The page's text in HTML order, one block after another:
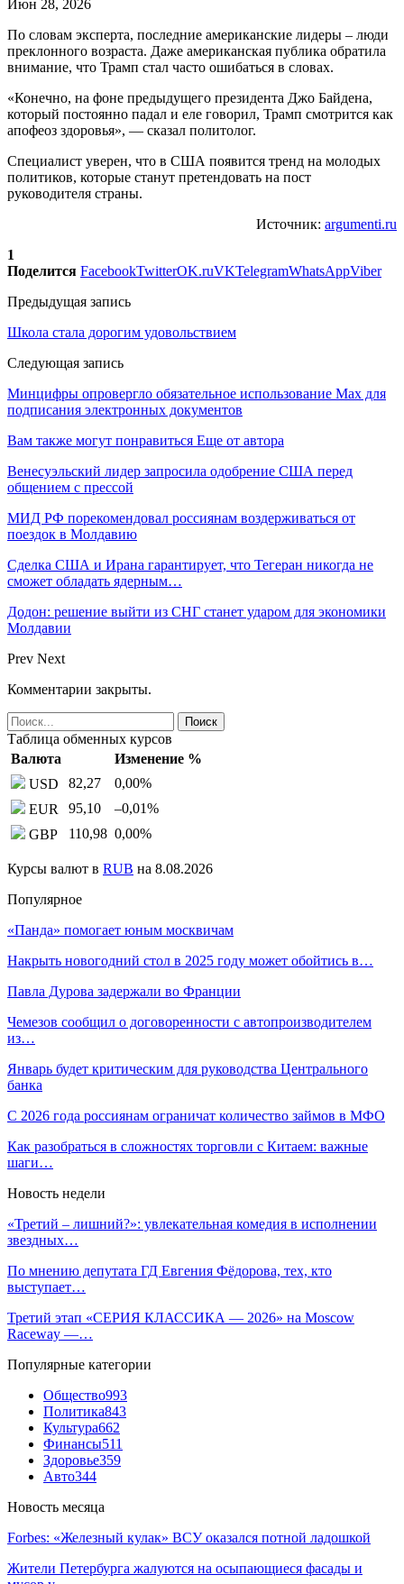
Июн 28, 2026
По словам эксперта, последние американские лидеры – люди
преклонного возраста. Даже американская публика обратила
внимание, что Трамп стал часто ошибаться в словах.
«Конечно, на фоне предыдущего президента Джо Байдена,
который постоянно падал и еле говорил, Трамп смотрится как
апофеоз здоровья», — сказал политолог.
Специалист уверен, что в США появится тренд на молодых
политиков, которые станут претендовать на пост
руководителя страны.
Источник: argumenti.ru
1
Поделится FacebookTwitterOK.ruVKTelegramWhatsAppViber
Предыдущая запись
Школа стала дорогим удовольствием
Следующая запись
Минцифры опровергло обязательное использование Max для
подписания электронных документов
Вам также могут понравиться Еще от автора
Венесуэльский лидер запросила одобрение США перед
общением с прессой
МИД РФ порекомендовал россиянам воздерживаться от
поездок в Молдавию
Сделка США и Ирана гарантирует, что Тегеран никогда не
сможет обладать ядерным…
Додон: решение выйти из СНГ станет ударом для экономики
Молдавии
Prev Next
Комментарии закрыты.
Таблица обменных курсов
Валюта
Изменение %
USD
82,27 0,00%
EUR
95,10 –0,01%
GBP
110,98 0,00%
Курсы валют в RUB на 8.08.2026
Популярное
«Панда» помогает юным москвичам
Накрыть новогодний стол в 2025 году может обойтись в…
Павла Дурова задержали во Франции
Чемезов сообщил о договоренности с автопроизводителем
из…
Январь будет критическим для руководства Центрального
банка
С 2026 года россиянам ограничат количество займов в МФО
Как разобраться в сложностях торговли с Китаем: важные
шаги…
Новость недели
«Третий – лишний?»: увлекательная комедия в исполнении
звездных…
По мнению депутата ГД Евгения Фёдорова, тех, кто
выступает…
Третий этап «СЕРИЯ КЛАССИКА — 2026» на Moscow
Raceway —…
Популярные категории
Общество993
Политика843
Культура662
Финансы511
Здоровье359
Авто344
Новость месяца
Forbes: «Железный кулак» ВСУ оказался потной ладошкой
Жители Петербурга жалуются на осыпающиеся фасады и